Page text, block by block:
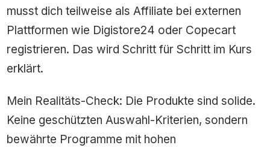
musst dich teilweise als Affiliate bei externen
Plattformen wie Digistore24 oder Copecart
registrieren. Das wird Schritt für Schritt im Kurs
erklärt.
Mein Realitäts-Check: Die Produkte sind solide.
Keine geschützten Auswahl-Kriterien, sondern
bewährte Programme mit hohen